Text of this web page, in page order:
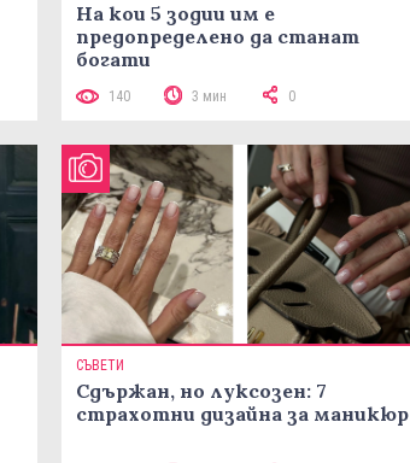
На кои 5 зодии им е
предопределено да станат
богати
140 3 мин 0
СЪВЕТИ
Сдържан, но луксозен: 7
страхотни дизайна за маникюр